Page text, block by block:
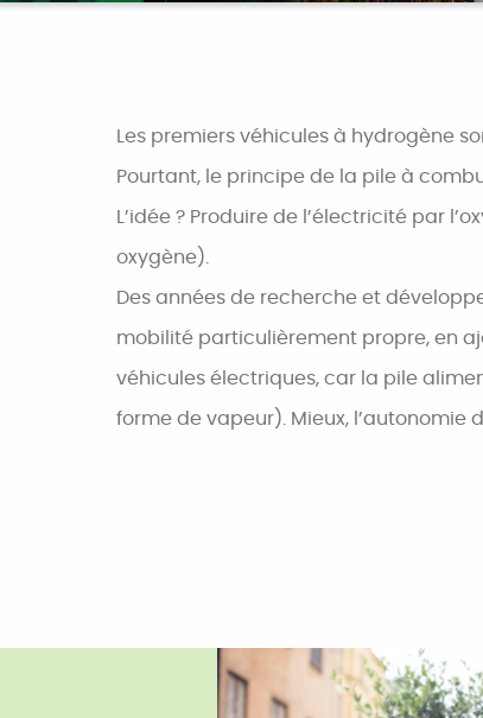
Les premiers véhicules à hydrogène
Pourtant, le principe de la pile à
L’idée ? Produire de l’électricité par
oxygène).
Des années de recherche et
mobilité particulièrement propre, en
véhicules électriques, car la pile
forme de vapeur). Mieux,